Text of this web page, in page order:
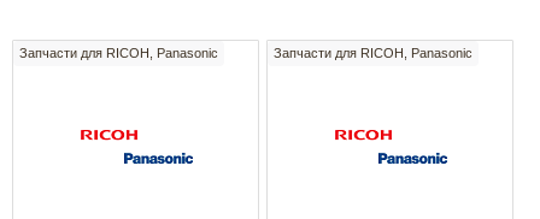
Запчасти для RICOH, Panasonic Запчасти для RICOH, Panasonic